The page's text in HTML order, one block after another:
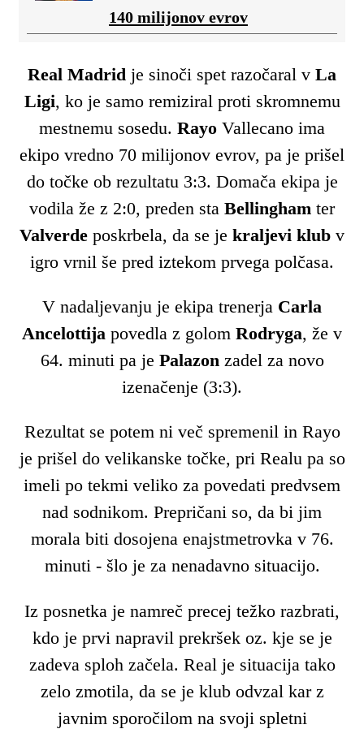
140 milijonov evrov
Real Madrid je sinoči spet razočaral v La
Ligi, ko je samo remiziral proti skromnemu
mestnemu sosedu. Rayo Vallecano ima
ekipo vredno 70 milijonov evrov, pa je prišel
do točke ob rezultatu 3:3. Domača ekipa je
vodila že z 2:0, preden sta Bellingham ter
Valverde poskrbela, da se je kraljevi klub v
igro vrnil še pred iztekom prvega polčasa.
V nadaljevanju je ekipa trenerja Carla
Ancelottija povedla z golom Rodryga, že v
64. minuti pa je Palazon zadel za novo
izenačenje (3:3).
Rezultat se potem ni več spremenil in Rayo
je prišel do velikanske točke, pri Realu pa so
imeli po tekmi veliko za povedati predvsem
nad sodnikom. Prepričani so, da bi jim
morala biti dosojena enajstmetrovka v 76.
minuti - šlo je za nenadavno situacijo.
Iz posnetka je namreč precej težko razbrati,
kdo je prvi napravil prekršek oz. kje se je
zadeva sploh začela. Real je situacija tako
zelo zmotila, da se je klub odvzal kar z
javnim sporočilom na svoji spletni